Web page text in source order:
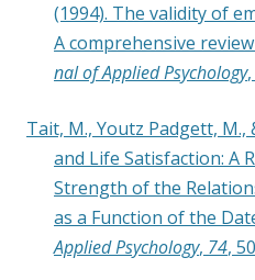
(1994). The vali­di­ty of
A com­pre­hen­si­ve
nal of Appli­ed Psy­cho­lo­gy,
Tait, M., Youtz Pad­gett, M.,
and Life Satis­fac­tion: A
Strength of the
as a Func­tion of the
Appli­ed Psy­cho­lo­gy, 74,